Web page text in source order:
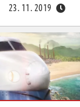
23. 11. 2019